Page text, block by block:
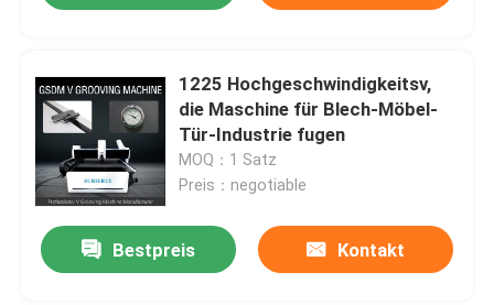
1225 Hochgeschwindigkeitsv,
die Maschine für Blech-Möbel-
Tür-Industrie fugen
MOQ：1 Satz
Preis：negotiable
Bestpreis Kontakt